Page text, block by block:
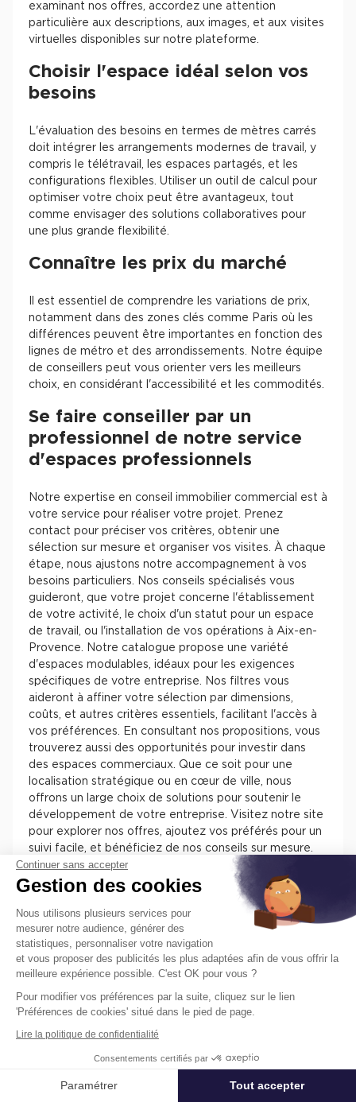
Affiner ma recherche
examinant nos offres, accordez une attention
particulière aux descriptions, aux images, et aux visites
virtuelles disponibles sur notre plateforme.
Choisir l'espace idéal selon vos
besoins
L'évaluation des besoins en termes de mètres carrés
doit intégrer les arrangements modernes de travail, y
compris le télétravail, les espaces partagés, et les
configurations flexibles. Utiliser un outil de calcul pour
optimiser votre choix peut être avantageux, tout
comme envisager des solutions collaboratives pour
une plus grande flexibilité.
Connaître les prix du marché
Il est essentiel de comprendre les variations de prix,
notamment dans des zones clés comme Paris où les
différences peuvent être importantes en fonction des
lignes de métro et des arrondissements. Notre équipe
de conseillers peut vous orienter vers les meilleurs
choix, en considérant l'accessibilité et les commodités.
Se faire conseiller par un
professionnel de notre service
d'espaces professionnels
Notre expertise en conseil immobilier commercial est à
votre service pour réaliser votre projet. Prenez
contact pour préciser vos critères, obtenir une
sélection sur mesure et organiser vos visites. À chaque
étape, nous ajustons notre accompagnement à vos
besoins particuliers. Nos conseils spécialisés vous
guideront, que votre projet concerne l'établissement
de votre activité, le choix d'un statut pour un espace
de travail, ou l'installation de vos opérations à Aix-en-
Provence. Notre catalogue propose une variété
d'espaces modulables, idéaux pour les exigences
spécifiques de votre entreprise. Nos filtres vous
aideront à affiner votre sélection par dimensions,
coûts, et autres critères essentiels, facilitant l'accès à
vos préférences. En consultant nos propositions, vous
trouverez aussi des opportunités pour investir dans
des espaces commerciaux. Que ce soit pour une
localisation stratégique ou en cœur de ville, nous
offrons un large choix de solutions pour soutenir le
développement de votre entreprise. Visitez notre site
pour explorer nos offres, ajoutez vos préférés pour un
suivi facile, et bénéficiez de nos conseils sur mesure.
Chez Cushman & Wakefield, nous nous engageons à
vous assister dans la sélection de l'espace parfait pour
Trouvez facilement nos annonces de
locaux à louer ou à vendre en France
pour installer votre entreprise.
Les différentes offres de locaux en France présentent
trouverez des informations concernant l’actif, des
Continuer sans accepter
Gestion des cookies
Nous utilisons plusieurs services pour
mesurer notre audience, générer des
statistiques, personnaliser votre navigation
et vous proposer des publicités les plus adaptées afin de vous offrir la
meilleure expérience possible. C'est OK pour vous ?
Pour modifier vos préférences par la suite, cliquez sur le lien
'Préférences de cookies' situé dans le pied de page.
Lire la politique de confidentialité
Consentements certifiés par
Paramétrer Tout accepter